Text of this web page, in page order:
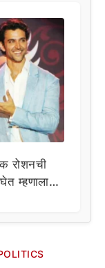
रोशनची
म्हणाला…